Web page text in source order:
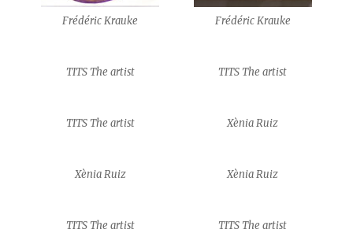
Frédéric Krauke Frédéric Krauke
TITS The artist TITS The artist
TITS The artist Xènia Ruiz
Xènia Ruiz Xènia Ruiz
TITS The artist TITS The artist